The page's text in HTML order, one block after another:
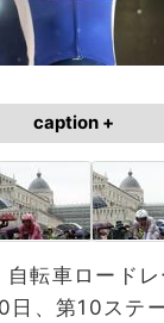
caption +
自転車ロードレ
日、第10ステ